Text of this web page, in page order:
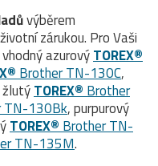
výběrem
zárukou. Pro Vaši
azurovýTOREX®
Brother TN-130C,
TOREX® Brother
TN-130Bk, purpurový
TOREX® Brother TN-
TN-135M.